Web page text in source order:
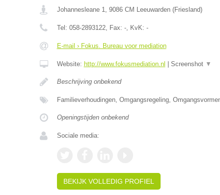
Johannesleane 1, 9086 CM Leeuwarden(Friesland)
Tel: 058-2893122, Fax: -, KvK: -
E-mail › Fokus. Bureau voor mediation
Website: http://www.fokusmediation.nl Screenshot ▼
Beschrijving onbekend
Familieverhoudingen, Omgangsregeling,
Openingstijden onbekend
Sociale media:
BEKIJK VOLLEDIG PROFIEL